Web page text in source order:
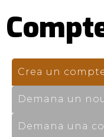
Pestanyes
primàries
Crea un
Demana un
Demana una